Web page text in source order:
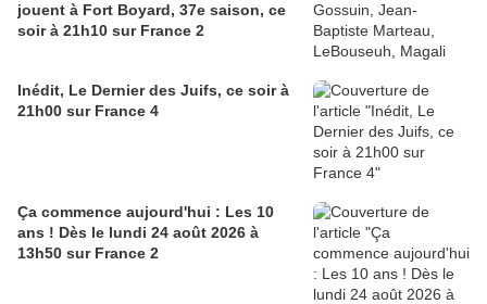
jouent à Fort Boyard, 37e saison, ce
soir à 21h10 sur France 2
Inédit, Le Dernier des Juifs, ce soir à
21h00 sur France 4
Ça commence aujourd'hui : Les 10
ans ! Dès le lundi 24 août 2026 à
13h50 sur France 2